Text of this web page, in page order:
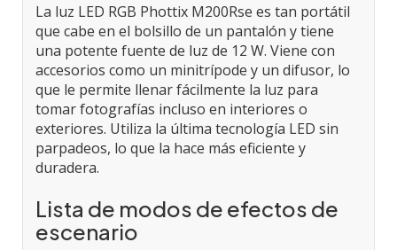
La luz LED RGB Phottix M200Rse es tan portátil
que cabe en el bolsillo de un pantalón y tiene
una potente fuente de luz de 12 W. Viene con
accesorios como un minitrípode y un difusor, lo
que le permite llenar fácilmente la luz para
tomar fotografías incluso en interiores o
exteriores. Utiliza la última tecnología LED sin
parpadeos, lo que la hace más eficiente y
duradera.
Lista de modos de efectos de
escenario